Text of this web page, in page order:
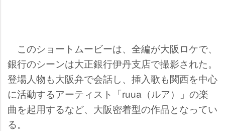
このショートムービーは、全編が大阪ロケで、
銀行のシーンは大正銀行伊丹支店で撮影された。
登場人物も大阪弁で会話し、挿入歌も関西を中心
に活動するアーティスト「ruua（ルア）」の楽
曲を起用するなど、大阪密着型の作品となってい
る。